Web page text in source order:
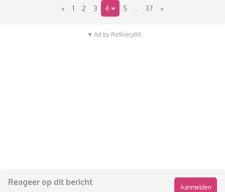
« 1 2 3 4 5 37 »
▼ Ad by Refinery89
Reageer op dit bericht
Aanmelden